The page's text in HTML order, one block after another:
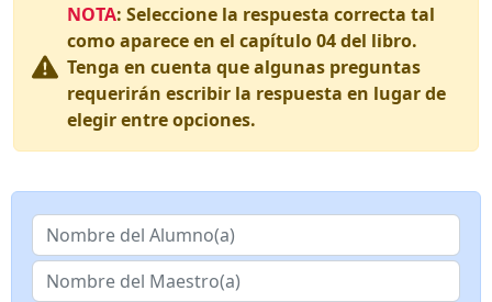
NOTA: Seleccione la respuesta correcta tal
como aparece en el capítulo 04 del libro.
Tenga en cuenta que algunas preguntas
requerirán escribir la respuesta en lugar de
elegir entre opciones.